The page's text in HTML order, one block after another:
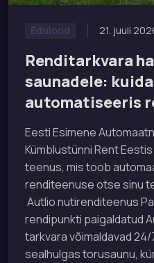
Edulood 21. juuli
Renditarkvara
saunadele:
automatiseeris
Eesti Esimene
Kümblustünni Rent
teenus, mis toob
renditeenuse otse sinu
Autlio nutirenditeenus
rendipunkti paigaldatud
tarkvara võimaldavad
sealhulgas torusaunu,